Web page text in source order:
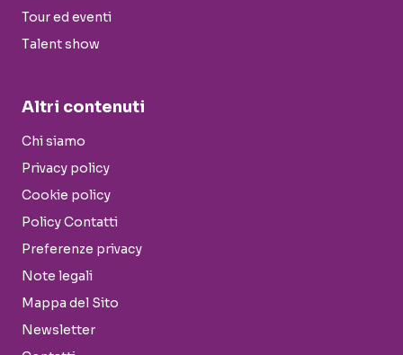
Tour ed eventi
Talent show
Altri contenuti
Chi siamo
Privacy policy
Cookie policy
Policy Contatti
Preferenze privacy
Note legali
Mappa del Sito
Newsletter